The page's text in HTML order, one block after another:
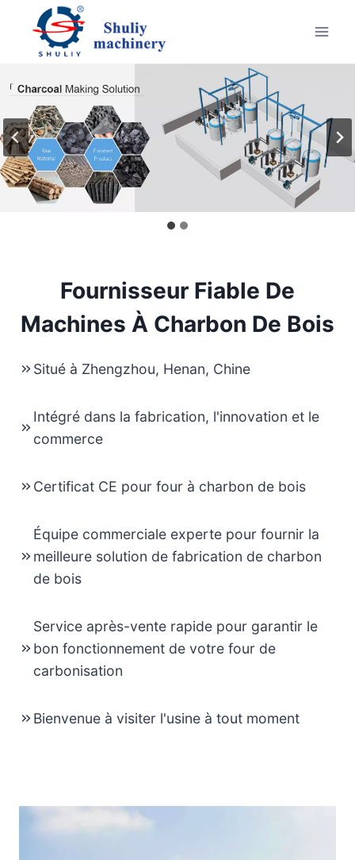
contenu
Fournisseur Fiable De
Machines À Charbon De Bois
Situé à Zhengzhou, Henan, Chine
Intégré dans la fabrication, l'innovation et le
commerce
Certificat CE pour four à charbon de bois
Équipe commerciale experte pour fournir la
meilleure solution de fabrication de charbon
de bois
Service après-vente rapide pour garantir le
bon fonctionnement de votre four de
carbonisation
Bienvenue à visiter l'usine à tout moment